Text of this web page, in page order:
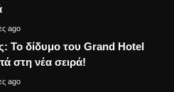
ago
Το δίδυμο του Grand Hotel
στη νέα σειρά!
ago